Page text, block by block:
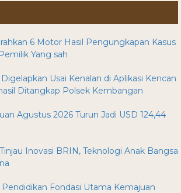
6 Motor Hasil Pengungkapan Kasus
Yang sah
Usai Kenalan di Aplikasi Kencan
Ditangkap Polsek Kembangan
Agustus 2026 Turun Jadi USD 124,44
Inovasi BRIN, Teknologi Anak Bangsa
Pendidikan Fondasi Utama Kemajuan